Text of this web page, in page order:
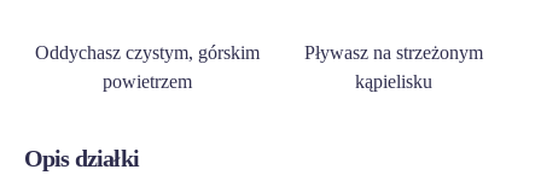
Oddychasz czystym, górskim
powietrzem
Pływasz na strzeżonym
kąpielisku
Opis działki